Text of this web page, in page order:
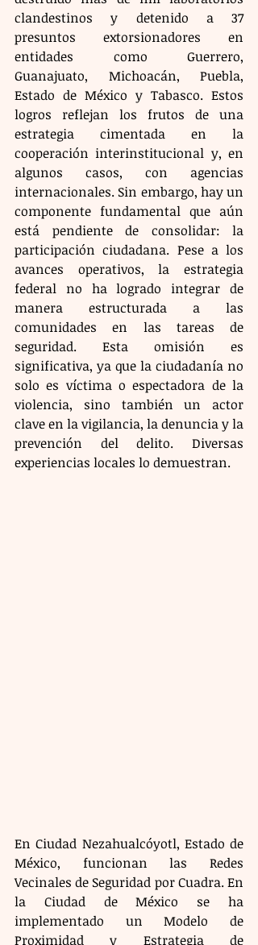
clandestinos y detenido a 37
presuntos extorsionadores en
entidades como Guerrero,
Guanajuato, Michoacán, Puebla,
Estado de México y Tabasco. Estos
logros reflejan los frutos de una
estrategia cimentada en la
cooperación interinstitucional y, en
algunos casos, con agencias
internacionales. Sin embargo, hay un
componente fundamental que aún
está pendiente de consolidar: la
participación ciudadana. Pese a los
avances operativos, la estrategia
federal no ha logrado integrar de
manera estructurada a las
comunidades en las tareas de
seguridad. Esta omisión es
significativa, ya que la ciudadanía no
solo es víctima o espectadora de la
violencia, sino también un actor
clave en la vigilancia, la denuncia y la
prevención del delito. Diversas
experiencias locales lo demuestran.
En Ciudad Nezahualcóyotl, Estado de
México, funcionan las Redes
Vecinales de Seguridad por Cuadra. En
la Ciudad de México se ha
implementado un Modelo de
Proximidad y Estrategia de